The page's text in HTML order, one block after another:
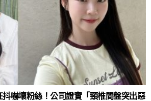
嚇壞粉絲！公司證實「頸椎間盤突出惡